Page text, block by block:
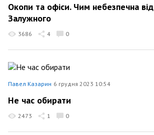
Окопи та офіси. Чим небезпечна
Залужного
3686 4 0
Павел Казарин 6 грудня 2023 10:54
Не час обирати
2473 1 0